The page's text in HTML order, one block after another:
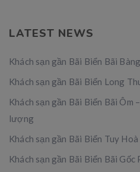
LATEST NEWS
Khách sạn gần Bãi Biển Bãi
Khách sạn gần Bãi Biển Long
Khách sạn gần Bãi Biển Bãi Ôm
lượng
Khách sạn gần Bãi Biển Tuy
Khách sạn gần Bãi Biển Bãi